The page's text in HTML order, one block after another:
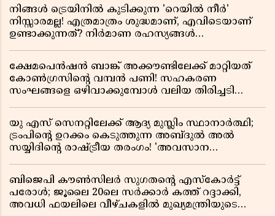
നിങ്ങൾ ട്രെയിനിൽ കുടിക്കുന്ന 'റെയിൽ നീർ'
നിസ്സാരമല്ല! എത്രമാത്രം ശുദ്ധമാണ്, എവിടെയാണ്
ഉണ്ടാക്കുന്നത്? നിർമാണ രഹസ്യങ്ങൾ
ക്ഷേമപെൻഷൻ ബാങ്ക് അക്കൗണ്ടിലേക്ക് മാറ്റിയത്
കോൺഗ്രസിന്റെ വമ്പൻ പണി! സഹകരണ
സംഘങ്ങളെ ഒഴിവാക്കുമ്പോൾ വലിയ തിരിച്ചടി
യു എസ് സെനറ്റിലേക്ക് ആദ്യ മുസ്ലിം സ്ഥാനാർത്ഥി;
ട്രംപിന്റെ ഉറക്കം കെടുത്തുന്ന അബ്ദുൽ അൽ
സയ്യിദിന്റെ രാഷ്ട്രീയ തരംഗം! 'അവസാന
ബിജെപി കൗൺസിലർ സുഗതന്റെ എസ്‌കോർട്ട്
പരോൾ; ജൂലൈ 20ലെ സർക്കാർ കത്ത് റദ്ദാക്കി,
അവധി ഫയലിലെ വീഴ്ചകളിൽ മുഖ്യമന്ത്രിയുടെ